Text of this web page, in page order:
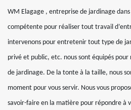
WM Elagage , entreprise de jardinage
compétente pour réaliser tout travail
intervenons pour entretenir tout type de
privé et public, etc. nous sont équipés pour
de jardinage. De la tonte à la taille, nous
moment pour vous servir. Nous vous
savoir-faire en la matière pour répondre